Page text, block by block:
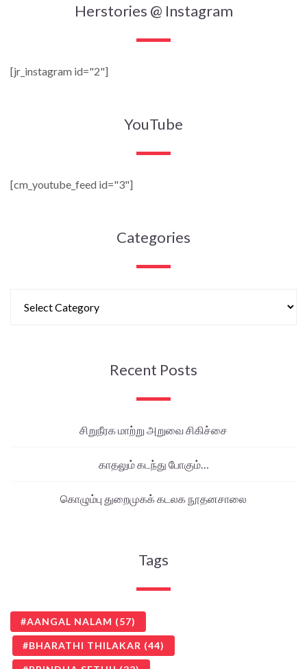
Herstories @ Instagram
[jr_instagram id="2"]
YouTube
[cm_youtube_feed id="3"]
Categories
Recent Posts
சிறுநீரக மாற்று அறுவை சிகிச்சை
காதலும் கடந்து போகும்…
கொழும்பு துறைமுகக் கடலக நூதனசாலை
Tags
AANGAL NALAM (57)
BHARATHI THILAKAR (44)